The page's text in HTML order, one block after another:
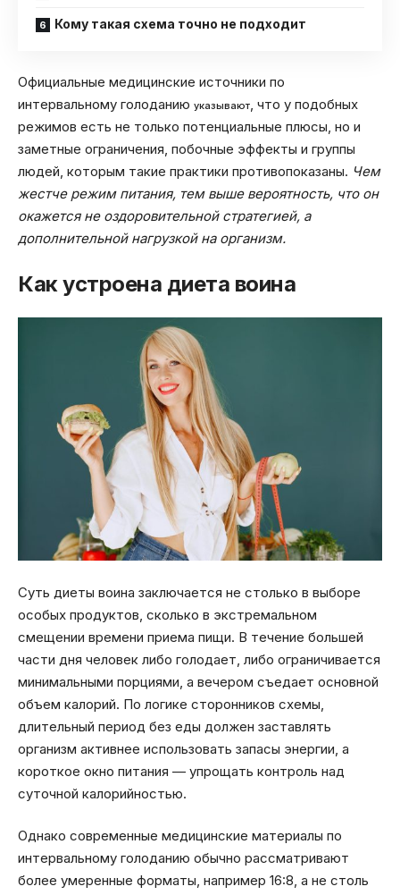
Кому такая схема точно не подходит
Официальные медицинские источники по
интервальному голоданию указывают, что у подобных
режимов есть не только потенциальные плюсы, но и
заметные ограничения, побочные эффекты и группы
людей, которым такие практики противопоказаны. Чем
жестче режим питания, тем выше вероятность, что он
окажется не оздоровительной стратегией, а
дополнительной нагрузкой на организм.
Как устроена диета воина
Суть диеты воина заключается не столько в выборе
особых продуктов, сколько в экстремальном
смещении времени приема пищи. В течение большей
части дня человек либо голодает, либо ограничивается
минимальными порциями, а вечером съедает основной
объем калорий. По логике сторонников схемы,
длительный период без еды должен заставлять
организм активнее использовать запасы энергии, а
короткое окно питания — упрощать контроль над
суточной калорийностью.
Однако современные медицинские материалы по
интервальному голоданию обычно рассматривают
более умеренные форматы, например 16:8, а не столь